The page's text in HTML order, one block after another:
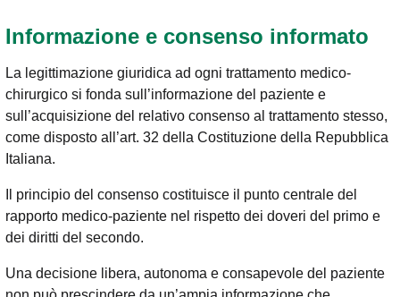
Informazione e consenso informato
La legittimazione giuridica ad ogni trattamento medico-
chirurgico si fonda sull’informazione del paziente e
sull’acquisizione del relativo consenso al trattamento stesso,
come disposto all’art. 32 della Costituzione della Repubblica
Italiana.
Il principio del consenso costituisce il punto centrale del
rapporto medico-paziente nel rispetto dei doveri del primo e
dei diritti del secondo.
Una decisione libera, autonoma e consapevole del paziente